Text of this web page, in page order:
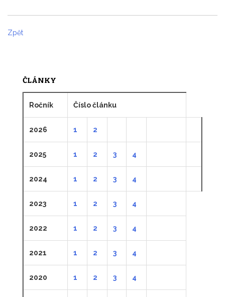
Zpět
ČLÁNKY
Ročník Číslo článku
2026 1 2
2025 1 2 3 4
2024 1 2 3 4
2023 1 2 3 4
2022 1 2 3 4
2021 1 2 3 4
2020 1 2 3 4